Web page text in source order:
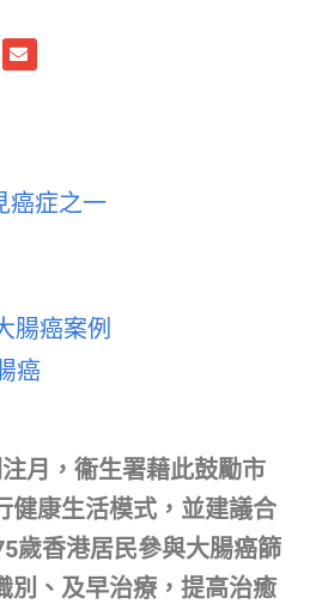
癌症之一
腸癌案例
癌
注月，衞生署藉此鼓勵市
健康生活模式，並建議合
歲香港居民參與大腸癌篩
別、及早治療，提高治癒